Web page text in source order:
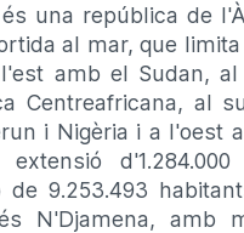
una república de
al mar, que
amb el Sudan,
Centreafricana, al
i Nigèria i a l'oest
de 9.253.493
N'Djamena, amb